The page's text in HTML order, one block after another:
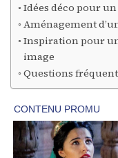
Idées déco pour
Aménagement
Inspiration pour
image
Questions